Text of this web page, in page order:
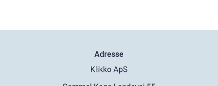
Adresse